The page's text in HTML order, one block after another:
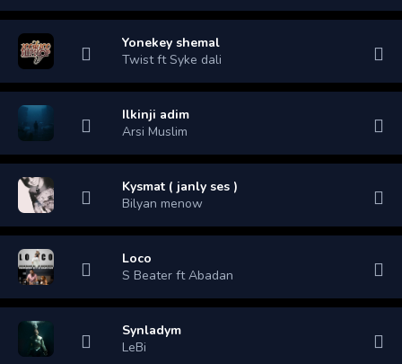
Yonekey shemal
Twist ft Syke dali
Ilkinji adim
Arsi Muslim
Kysmat ( janly ses )
Bilyan menow
Loco
S Beater ft Abadan
Synladym
LeBi